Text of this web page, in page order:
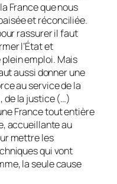
France que nous
et réconciliée.
rassurer il faut
l’État et
emploi. Mais
aussi donner une
au service de la
de la justice (…)
France tout entière
accueillante au
mettre les
qui vont
la seule cause